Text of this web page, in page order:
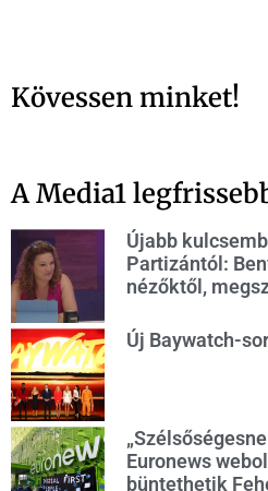
Kövessen minket!
A Media1
Újabb
Partizántól:
nézőktől,
Új Baywatch-
Euronews
büntethetik